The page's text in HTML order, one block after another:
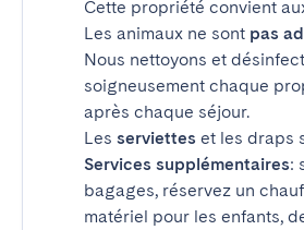
Cette propriété convient
Les animaux ne sont pas
Nous nettoyons et
soigneusement chaque
après chaque séjour.
Les serviettes et les draps
Services supplémentaires:
bagages, réservez un
matériel pour les enfants,